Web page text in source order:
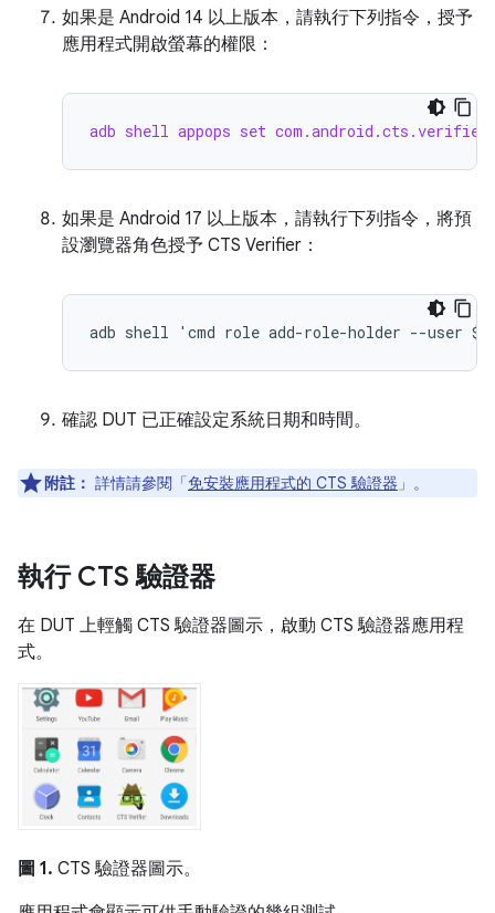
如果是 Android 14 以上版本，請執行下列指令，授予
應用程式開啟螢幕的權限：
adb shell appops set com.android.cts.verifier
如果是 Android 17 以上版本，請執行下列指令，將預
設瀏覽器角色授予 CTS Verifier：
確認 DUT 已正確設定系統日期和時間。
附註： 詳情請參閱「免安裝應用程式的 CTS 驗證器 」。
執行 CTS 驗證器
在 DUT 上輕觸 CTS 驗證器圖示，啟動 CTS 驗證器應用程
式。
圖 1. CTS 驗證器圖示。